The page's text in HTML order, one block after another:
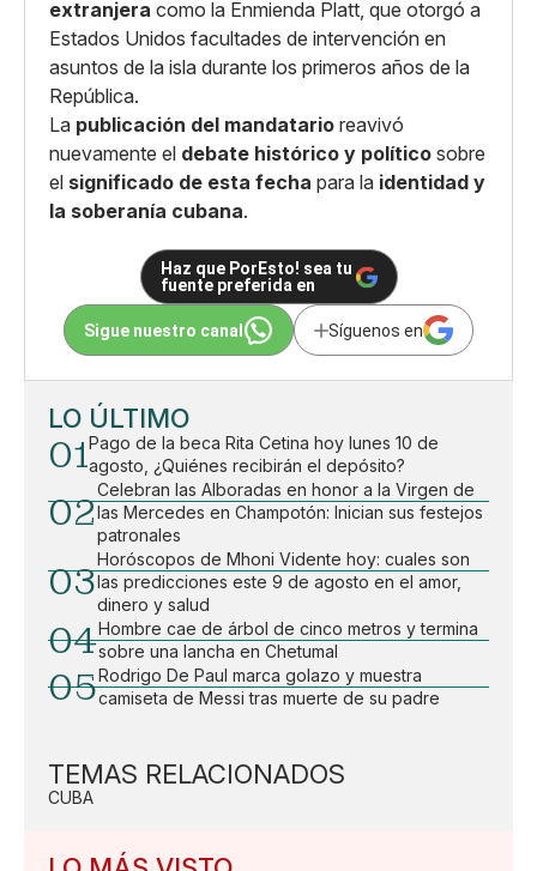
extranjera como la Enmienda Platt, que otorgó a
Estados Unidos facultades de intervención en
asuntos de la isla durante los primeros años de la
República.
La publicación del mandatario reavivó
nuevamente el debate histórico y político sobre
el significado de esta fecha para la identidad y
la soberanía cubana.
Haz que PorEsto! sea tu
fuente preferida en
Sigue nuestro canal Síguenos en
LO ÚLTIMO
01Pago de la beca Rita Cetina hoy lunes 10 de
agosto, ¿Quiénes recibirán el depósito?
02
Celebran las Alboradas en honor a la Virgen de
las Mercedes en Champotón: Inician sus festejos
patronales
03
Horóscopos de Mhoni Vidente hoy: cuales son
las predicciones este 9 de agosto en el amor,
dinero y salud
04Hombre cae de árbol de cinco metros y termina
sobre una lancha en Chetumal
05Rodrigo De Paul marca golazo y muestra
camiseta de Messi tras muerte de su padre
TEMAS RELACIONADOS
CUBA